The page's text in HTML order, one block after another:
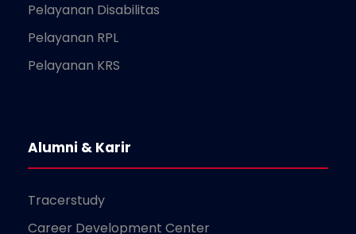
Pelayanan Disabilitas
Pelayanan RPL
Pelayanan KRS
Alumni & Karir
Tracerstudy
Career Development Center